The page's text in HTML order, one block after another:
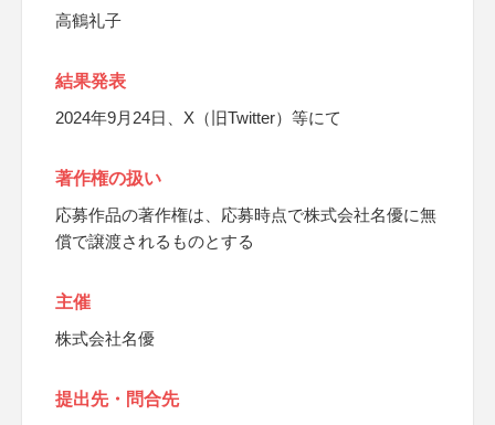
高鶴礼子
結果発表
2024年9月24日、X（旧Twitter）等にて
著作権の扱い
応募作品の著作権は、応募時点で株式会社名優に無
償で譲渡されるものとする
主催
株式会社名優
提出先・問合先